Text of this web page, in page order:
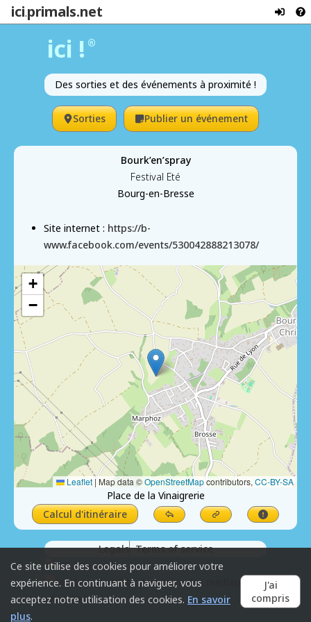
ici.primals.net
ici ! ®
Des sorties et des événements à proximité !
Sorties Publier un événement
Bourk’en’spray
Festival Eté
Bourg-en-Bresse
Site internet : https://b-
www.facebook.com/events/530042888213078/
+
−
Leaflet | Map data ©OpenStreetMapcontributors, CC-BY-SA
Place de la Vinaigrerie
Calcul d'itinéraire
Legals Terms of service
Ce site utilise des cookies pour améliorer votre
expérience. En continuant à naviguer, vous
acceptez notre utilisation des cookies. En savoir
plus.
J'ai
compris